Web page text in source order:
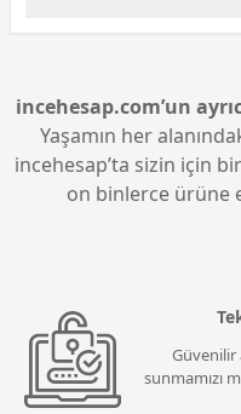
Wraith marka
görünüm sunarken,
esnek kullanım
incehesap.com’un
Yaşamın her
incehesap’ta sizin için
on binlerce ürüne
Güvenilir
sunmamızı